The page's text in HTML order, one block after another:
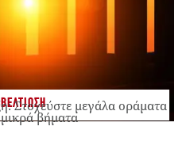
Στοχεύστε μεγάλα οράματα
βήματα